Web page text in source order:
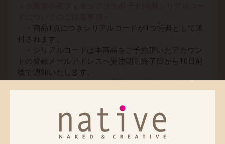
・商品1点につきシリアルコードが1つ特典として送
付されます。
・シリアルコードは本商品をご予約頂いたアカウン
トの登録メールアドレスへ受注期間終了日から10日前
後で通知いたします。
・nativeSTORE、FANZA通販でご予約頂いた商品の
・nativeSTORE、FANZA通販のどちらでご予約され
ても特典内容は同一となります。
・シリアルコード1つにつき、1回までの特典を獲得